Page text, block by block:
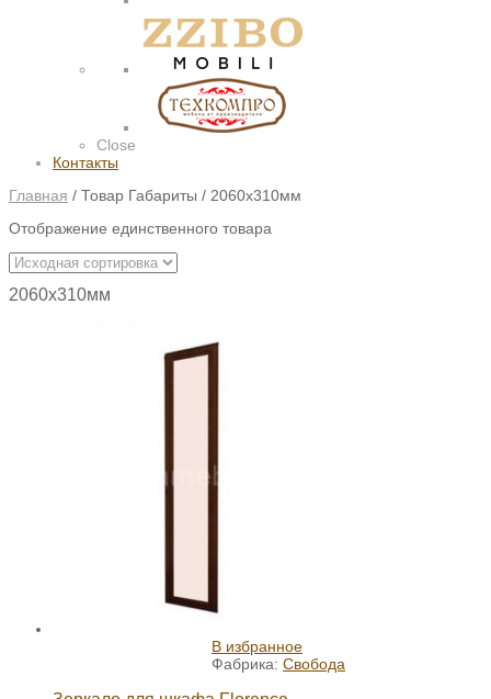
Close
Контакты
Главная / Товар Габариты / 2060х310мм
Отображение единственного товара
2060х310мм
В избранное
Фабрика: Свобода